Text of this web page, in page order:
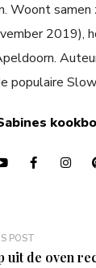
Woont
2019),
populaire
POST
uit de oven